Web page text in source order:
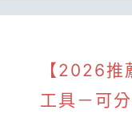
【2026
工具－可